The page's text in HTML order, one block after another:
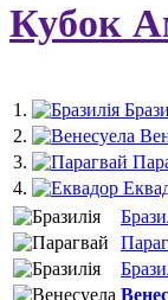
Кубок
1.
2.
3.
4.